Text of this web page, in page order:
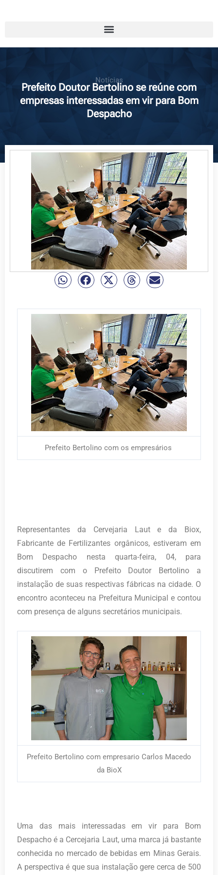
Notícias
Prefeito Doutor Bertolino se reúne com
empresas interessadas em vir para Bom
Despacho
Prefeito Bertolino com os empresários
Representantes da Cervejaria Laut e da Biox,
Fabricante de Fertilizantes orgânicos, estiveram em
Bom Despacho nesta quarta-feira, 04, para
discutirem com o Prefeito Doutor Bertolino a
instalação de suas respectivas fábricas na cidade. O
encontro aconteceu na Prefeitura Municipal e contou
com presença de alguns secretários municipais.
Prefeito Bertolino com empresario Carlos Macedo
da BioX
Uma das mais interessadas em vir para Bom
Despacho é a Cercejaria Laut, uma marca já bastante
conhecida no mercado de bebidas em Minas Gerais.
A perspectiva é que sua instalação gere cerca de 500